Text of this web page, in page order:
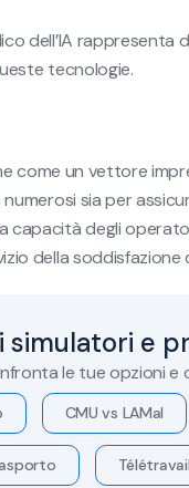
dell’IA
tecnologie.
come un vettore
sia per
capacità degli
della soddisfazione
simulatori e
le tue opzioni
CMU vs LAMal